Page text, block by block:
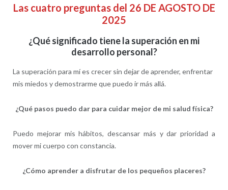
Las cuatro preguntas del 26 DE AGOSTO DE
2025
¿Qué significado tiene la superación en mi
desarrollo personal?
La superación para mí es crecer sin dejar de aprender, enfrentar
mis miedos y demostrarme que puedo ir más allá.
¿Qué pasos puedo dar para cuidar mejor de mi salud física?
Puedo mejorar mis hábitos, descansar más y dar prioridad a
mover mi cuerpo con constancia.
¿Cómo aprender a disfrutar de los pequeños placeres?